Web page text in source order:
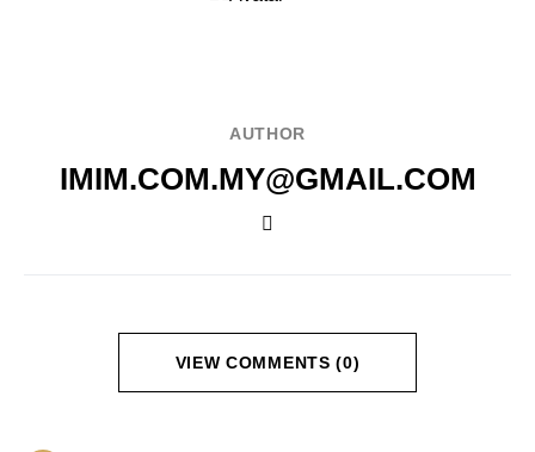
AUTHOR
IMIM.COM.MY@GMAIL.COM
VIEW COMMENTS (0)